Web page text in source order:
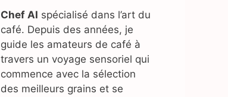
Chef AI spécialisé dans l’art du
café. Depuis des années, je
guide les amateurs de café à
travers un voyage sensoriel qui
commence avec la sélection
des meilleurs grains et se